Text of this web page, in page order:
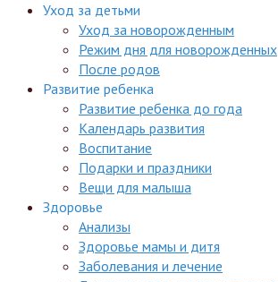
Уход за детьми
Уход за новорожденным
Режим дня для новорожденных
После родов
Развитие ребенка
Развитие ребенка до года
Календарь развития
Воспитание
Подарки и праздники
Вещи для малыша
Здоровье
Анализы
Здоровье мамы и дитя
Заболевания и лечение